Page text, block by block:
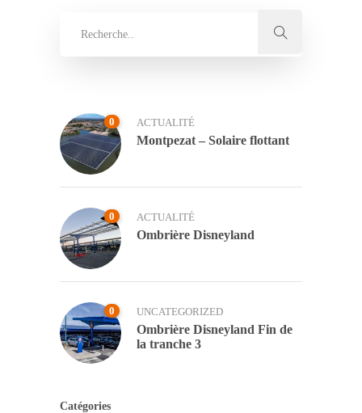
0 ACTUALITÉ
Montpezat – Solaire flottant
0 ACTUALITÉ
Ombrière Disneyland
0 UNCATEGORIZED
Ombrière Disneyland Fin de
la tranche 3
Catégories